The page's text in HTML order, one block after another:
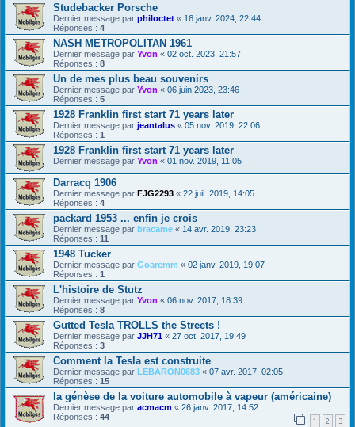
Studebacker Porsche
Dernier message par philoctet « 16 janv. 2024, 22:44
Réponses : 4
NASH METROPOLITAN 1961
Dernier message par Yvon « 02 oct. 2023, 21:57
Réponses : 8
Un de mes plus beau souvenirs
Dernier message par Yvon « 06 juin 2023, 23:46
Réponses : 5
1928 Franklin first start 71 years later
Dernier message par jeantalus « 05 nov. 2019, 22:06
Réponses : 1
1928 Franklin first start 71 years later
Dernier message par Yvon « 01 nov. 2019, 11:05
Darracq 1906
Dernier message par FJG2293 « 22 juil. 2019, 14:05
Réponses : 4
packard 1953 ... enfin je crois
Dernier message par bracame « 14 avr. 2019, 23:23
Réponses : 11
1948 Tucker
Dernier message par Goaremm « 02 janv. 2019, 19:07
Réponses : 1
L'histoire de Stutz
Dernier message par Yvon « 06 nov. 2017, 18:39
Réponses : 8
Gutted Tesla TROLLS the Streets !
Dernier message par JJH71 « 27 oct. 2017, 19:49
Réponses : 3
Comment la Tesla est construite
Dernier message par LEBARON0683 « 07 avr. 2017, 02:05
Réponses : 15
la génèse de la voiture automobile à vapeur (américaine)
Dernier message par acmacm « 26 janv. 2017, 14:52
Réponses : 44 1 2 3